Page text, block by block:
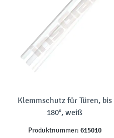
Klemmschutz für Türen, bis
180°, weiß
Produktnummer: 615010